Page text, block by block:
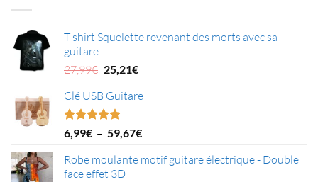
T shirt Squelette revenant des morts avec sa
guitare
27,99€ Le
initial
était :
27,99€.
25,21€Le
actuel
25,21€.
Clé USB Guitare
Note5.00
sur 5
6,99€ – 59,67€Plage
prix :
Robe moulante motif guitare électrique - Double
face effet 3D